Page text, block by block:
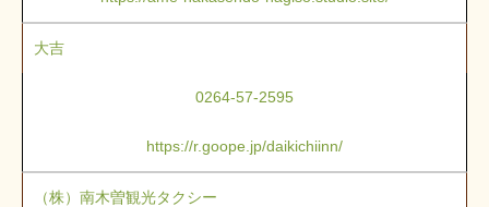
大吉
0264-57-2595
https://r.goope.jp/daikichiinn/
（株）南木曽観光タクシー